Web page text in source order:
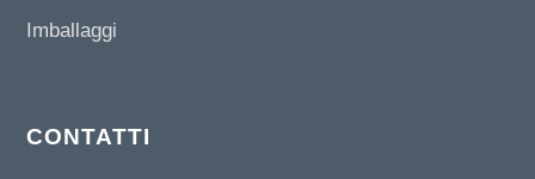
Imballaggi
CONTATTI